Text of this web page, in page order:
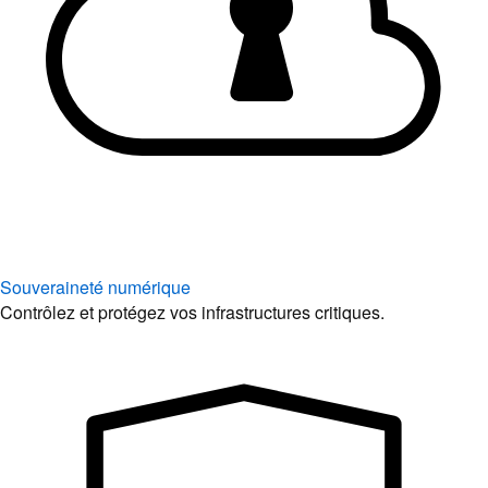
Souveraineté numérique
Contrôlez et protégez vos infrastructures critiques.